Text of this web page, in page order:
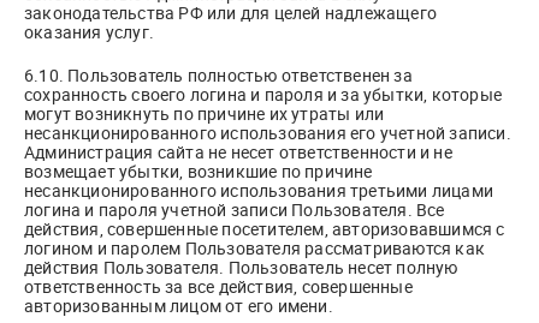
законодательства РФ или для целей надлежащего
оказания услуг.
6.10. Пользователь полностью ответственен за
сохранность своего логина и пароля и за убытки, которые
могут возникнуть по причине их утраты или
несанкционированного использования его учетной записи.
Администрация сайта не несет ответственности и не
возмещает убытки, возникшие по причине
несанкционированного использования третьими лицами
логина и пароля учетной записи Пользователя. Все
действия, совершенные посетителем, авторизовавшимся с
логином и паролем Пользователя рассматриваются как
действия Пользователя. Пользователь несет полную
ответственность за все действия, совершенные
авторизованным лицом от его имени.